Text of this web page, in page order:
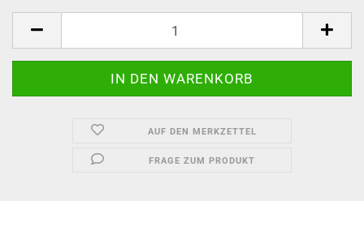
AUF DEN MERKZETTEL
FRAGE ZUM PRODUKT